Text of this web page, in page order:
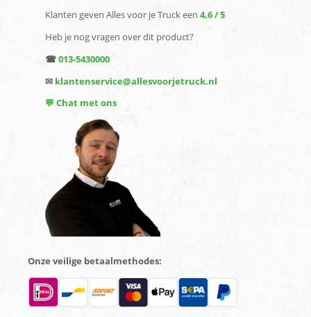
Klanten geven Alles voor je Truck een 4,6 / 5
Heb je nog vragen over dit product?
☎013-5430000
✉ klantenservice@allesvoorjetruck.nl
💬 Chat met ons
Onze veilige betaalmethodes: